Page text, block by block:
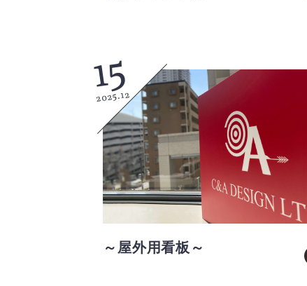
15
2025.12
～屋外用看板～